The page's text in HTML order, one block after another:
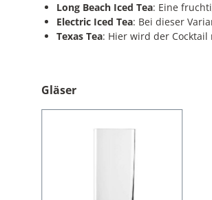
Long Beach Iced Tea: Eine
Electric Iced Tea: Bei dieser
Texas Tea: Hier wird der
Gläser